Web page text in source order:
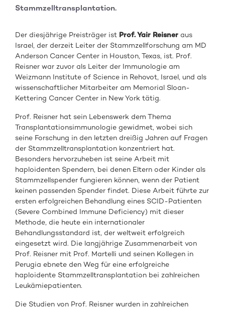
Stammzelltransplantation.
Der diesjährige Preisträger ist Prof. Yair Reisner aus
Israel, der derzeit Leiter der Stammzellforschung am MD
Anderson Cancer Center in Houston, Texas, ist. Prof.
Reisner war zuvor als Leiter der Immunologie am
Weizmann Institute of Science in Rehovot, Israel, und als
wissenschaftlicher Mitarbeiter am Memorial Sloan-
Kettering Cancer Center in New York tätig.
Prof. Reisner hat sein Lebenswerk dem Thema
Transplantationsimmunologie gewidmet, wobei sich
seine Forschung in den letzten dreißig Jahren auf Fragen
der Stammzelltransplantation konzentriert hat.
Besonders hervorzuheben ist seine Arbeit mit
haploidenten Spendern, bei denen Eltern oder Kinder als
Stammzellspender fungieren können, wenn der Patient
keinen passenden Spender findet. Diese Arbeit führte zur
ersten erfolgreichen Behandlung eines SCID-Patienten
(Severe Combined Immune Deficiency) mit dieser
Methode, die heute ein internationaler
Behandlungsstandard ist, der weltweit erfolgreich
eingesetzt wird. Die langjährige Zusammenarbeit von
Prof. Reisner mit Prof. Martelli und seinen Kollegen in
Perugia ebnete den Weg für eine erfolgreiche
haploidente Stammzelltransplantation bei zahlreichen
Leukämiepatienten.
Die Studien von Prof. Reisner wurden in zahlreichen